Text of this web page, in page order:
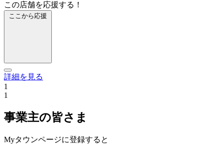
この店舗を応援する！
ここから応援
詳細を見る
1
1
事業主の皆さま
Myタウンページに登録すると